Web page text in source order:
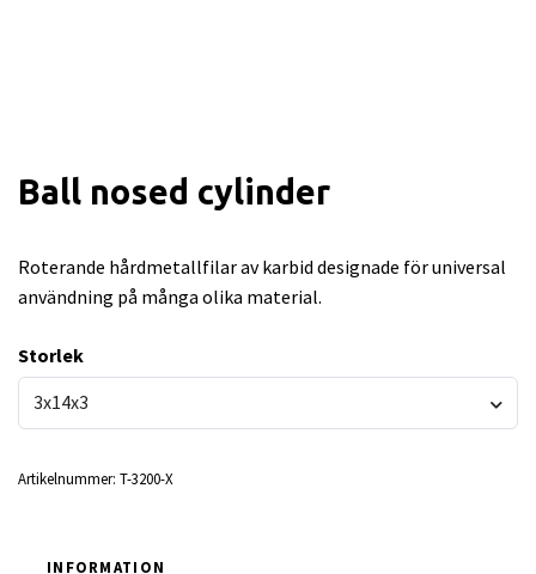
Ball nosed cylinder
Roterande hårdmetallfilar av karbid designade för universal
användning på många olika material.
Storlek
3x14x3
Artikelnummer: T-3200-X
INFORMATION